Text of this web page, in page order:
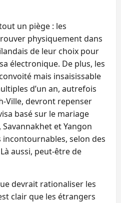
un piège : les
physiquement dans
de leur choix pour
électronique. De plus, les
mais insaisissable
d’un an, autrefois
Ville, devront repenser
basé sur le mariage
et Yangon
selon des
aussi, peut-être de
devrait rationaliser les
clair que les étrangers